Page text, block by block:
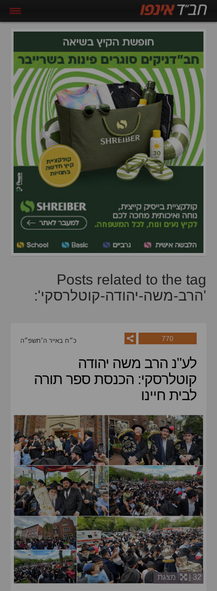
Posts related to the tag
'הרב-משה-יהודה-קוטלרסקי':
770 כ״ח באייר ה׳תשפ״ה
לע"נ הרב משה יהודה
קוטלרסקי: הכנסת ספר תורה
לבית חיינו
32 | מצגת